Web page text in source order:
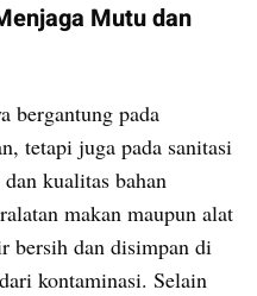
Mutu dan
bergantung pada
tetapi juga pada sanitasi
kualitas bahan
makan maupun alat
bersih dan disimpan di
kontaminasi. Selain